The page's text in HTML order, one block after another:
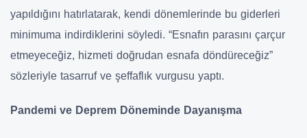
yapıldığını hatırlatarak, kendi dönemlerinde bu giderleri
minimuma indirdiklerini söyledi. “Esnafın parasını çarçur
etmeyeceğiz, hizmeti doğrudan esnafa döndüreceğiz”
sözleriyle tasarruf ve şeffaflık vurgusu yaptı.
Pandemi ve Deprem Döneminde Dayanışma